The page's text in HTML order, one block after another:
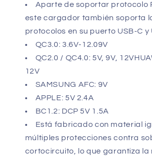
Aparte de soportar protocolo
este cargador también soporta
protocolos en su puerto USB-C y
QC3.0: 3.6V-12.09V
QC2.0 / QC4.0: 5V, 9V,
12V
SAMSUNG AFC: 9V
APPLE: 5V 2.4A
BC1.2: DCP 5V 1.5A
Está fabricado con material
múltiples protecciones contra
cortocircuito, lo que garantiza la